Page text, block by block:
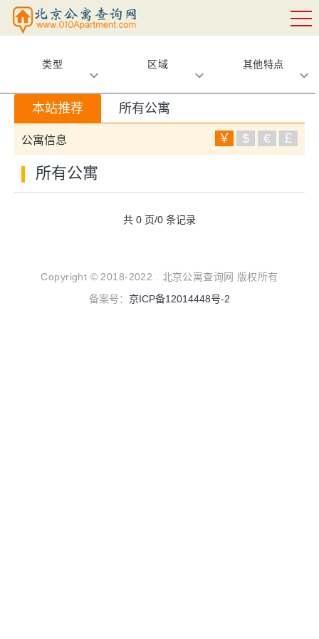
类型 区域 其他特点
本站推荐 所有公寓
公寓信息 ￥ $ € ￡
所有公寓
共 0 页/0 条记录
Copyright © 2018-2022 . 北京公寓查询网 版权所有
备案号： 京ICP备12014448号-2